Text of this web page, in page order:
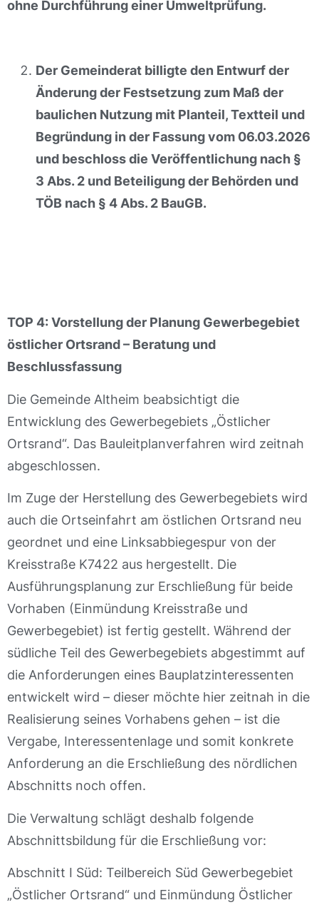
ohne Durchführung einer Umweltprüfung.
Der Gemeinderat billigte den Entwurf der
Änderung der Festsetzung zum Maß der
baulichen Nutzung mit Planteil, Textteil und
Begründung in der Fassung vom 06.03.2026
und beschloss die Veröffentlichung nach §
3 Abs. 2 und Beteiligung der Behörden und
TÖB nach § 4 Abs. 2 BauGB.
TOP 4: Vorstellung der Planung Gewerbegebiet
östlicher Ortsrand – Beratung und
Beschlussfassung
Die Gemeinde Altheim beabsichtigt die
Entwicklung des Gewerbegebiets „Östlicher
Ortsrand“. Das Bauleitplanverfahren wird zeitnah
abgeschlossen.
Im Zuge der Herstellung des Gewerbegebiets wird
auch die Ortseinfahrt am östlichen Ortsrand neu
geordnet und eine Linksabbiegespur von der
Kreisstraße K7422 aus hergestellt. Die
Ausführungsplanung zur Erschließung für beide
Vorhaben (Einmündung Kreisstraße und
Gewerbegebiet) ist fertig gestellt. Während der
südliche Teil des Gewerbegebiets abgestimmt auf
die Anforderungen eines Bauplatzinteressenten
entwickelt wird – dieser möchte hier zeitnah in die
Realisierung seines Vorhabens gehen – ist die
Vergabe, Interessentenlage und somit konkrete
Anforderung an die Erschließung des nördlichen
Abschnitts noch offen.
Die Verwaltung schlägt deshalb folgende
Abschnittsbildung für die Erschließung vor:
Abschnitt I Süd: Teilbereich Süd Gewerbegebiet
„Östlicher Ortsrand“ und Einmündung Östlicher